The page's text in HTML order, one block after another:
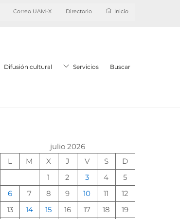
Correo UAM-X Directorio Inicio
Difusión cultural Servicios Buscar
julio 2026
L
M X J V S
D
1
2 3 4
5
6
7 8 9 10 11
12
13
14 15 16 17 18
19